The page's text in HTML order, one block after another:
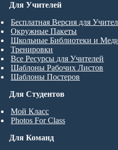
Для Студентов
Мой Класс
Photos For Class
Для Учителей
Бесплатная Версия для
Окружные Пакеты
Школьные Библиотеки и
Тренировки
Все Ресурсы для Учителей
Шаблоны Рабочих Листов
Шаблоны Постеров
Для Команд